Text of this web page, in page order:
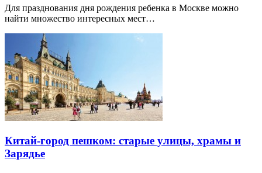
Для празднования дня рождения ребенка в Москве можно
найти множество интересных мест…
Китай-город пешком: старые улицы, храмы и
Зарядье